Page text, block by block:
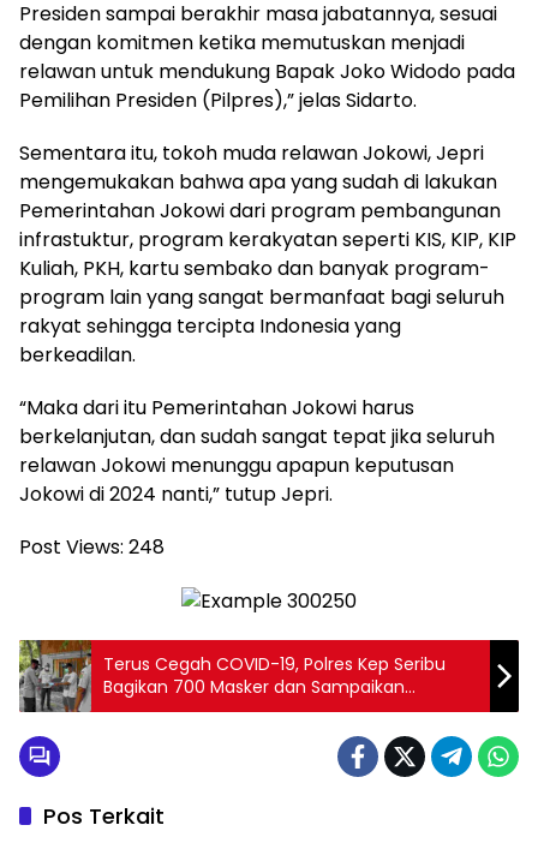
Presiden sampai berakhir masa jabatannya, sesuai
dengan komitmen ketika memutuskan menjadi
relawan untuk mendukung Bapak Joko Widodo pada
Pemilihan Presiden (Pilpres),” jelas Sidarto.
Sementara itu, tokoh muda relawan Jokowi, Jepri
mengemukakan bahwa apa yang sudah di lakukan
Pemerintahan Jokowi dari program pembangunan
infrastuktur, program kerakyatan seperti KIS, KIP, KIP
Kuliah, PKH, kartu sembako dan banyak program-
program lain yang sangat bermanfaat bagi seluruh
rakyat sehingga tercipta Indonesia yang
berkeadilan.
“Maka dari itu Pemerintahan Jokowi harus
berkelanjutan, dan sudah sangat tepat jika seluruh
relawan Jokowi menunggu apapun keputusan
Jokowi di 2024 nanti,” tutup Jepri.
Post Views: 248
Terus Cegah COVID-19, Polres Kep Seribu
Bagikan 700 Masker dan Sampaikan
Imbauan ProKes ke Warga
Pos Terkait